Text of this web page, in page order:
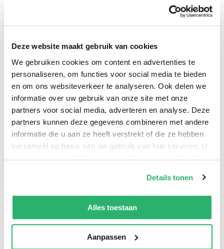
Deze website maakt gebruik van cookies
We gebruiken cookies om content en advertenties te
personaliseren, om functies voor social media te bieden
en om ons websiteverkeer te analyseren. Ook delen we
informatie over uw gebruik van onze site met onze
partners voor social media, adverteren en analyse. Deze
partners kunnen deze gegevens combineren met andere
informatie die u aan ze heeft verstrekt of die ze hebben
verzameld op basis van uw gebruik van hun services. U
kunt op ieder moment uw cookievoorkeuren aanpassen
We werken samen met13 derdendie uw gegevens
kunnen ontvangen en verwerken.
Details tonen
Alles toestaan
Aanpassen
0|0